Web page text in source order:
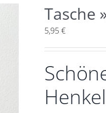
Tasche
5,95€